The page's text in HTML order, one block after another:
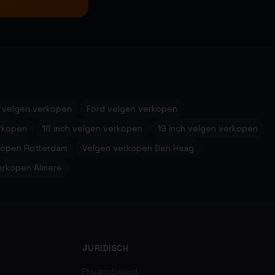
verkopen
Ford velgen verkopen
18 inch velgen verkopen
19 inch velgen verkopen
Rotterdam
Velgen verkopen Den Haag
Almere
JURIDISCH